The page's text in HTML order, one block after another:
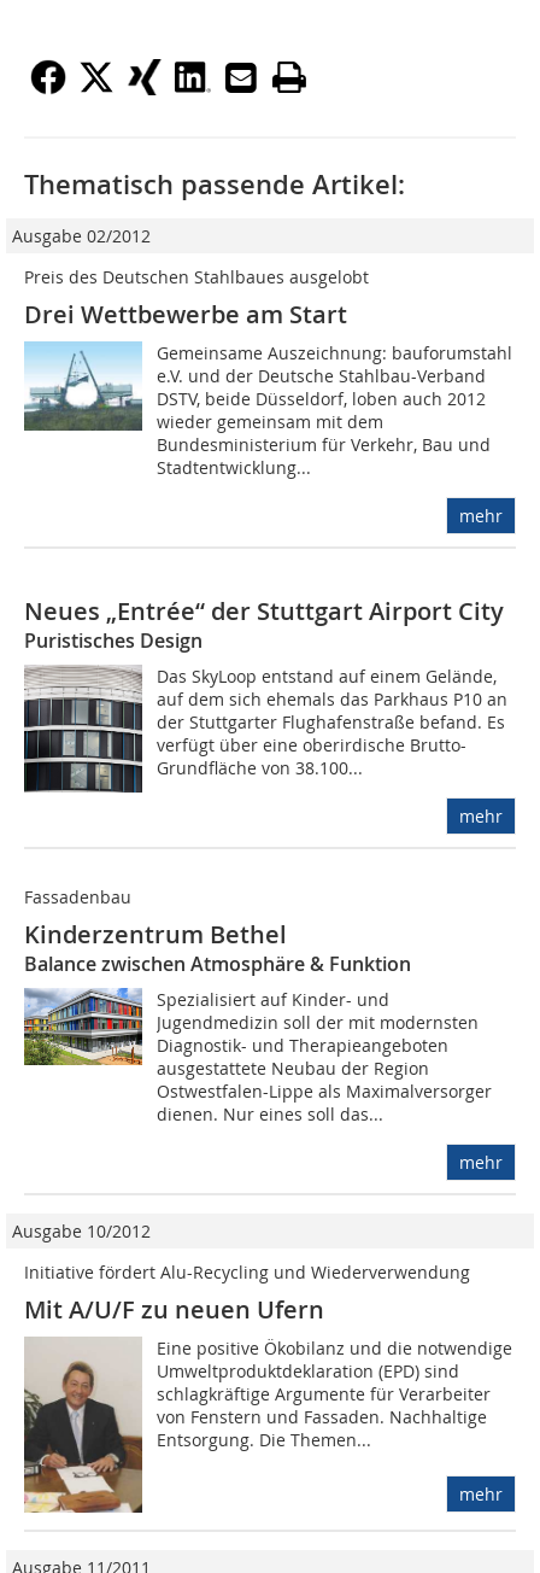
Thematisch passende Artikel:
Ausgabe 02/2012
Preis des Deutschen Stahlbaues ausgelobt
Drei Wettbewerbe am Start
Gemeinsame Auszeichnung: bauforumstahl
e.V. und der Deutsche Stahlbau-Verband
DSTV, beide Düsseldorf, loben auch 2012
wieder gemeinsam mit dem
Bundesministerium für Verkehr, Bau und
Stadtentwicklung...
mehr
Neues „Entrée“ der Stuttgart Airport City
Puristisches Design
Das SkyLoop entstand auf einem Gelände,
auf dem sich ehemals das Parkhaus P10 an
der Stuttgarter Flughafenstraße befand. Es
verfügt über eine oberirdische Brutto-
Grundfläche von 38.100...
mehr
Fassadenbau
Kinderzentrum Bethel
Balance zwischen Atmosphäre & Funktion
Spezialisiert auf Kinder- und
Jugendmedizin soll der mit modernsten
Diagnostik- und Therapieangeboten
ausgestattete Neubau der Region
Ostwestfalen-Lippe als Maximalversorger
dienen. Nur eines soll das...
mehr
Ausgabe 10/2012
Initiative fördert Alu-Recycling und Wiederverwendung
Mit A/U/F zu neuen Ufern
Eine positive Ökobilanz und die notwendige
Umweltproduktdeklaration (EPD) sind
schlagkräftige Argumente für Verarbeiter
von Fenstern und Fassaden. Nachhaltige
Entsorgung. Die Themen...
mehr
Ausgabe 11/2011